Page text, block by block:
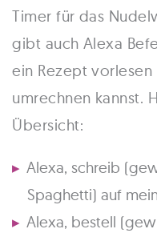
Timer für das
gibt auch Alexa
ein Rezept
umrechnen kannst.
Übersicht:
Alexa, schreib
Spaghetti) auf
Alexa, bestell